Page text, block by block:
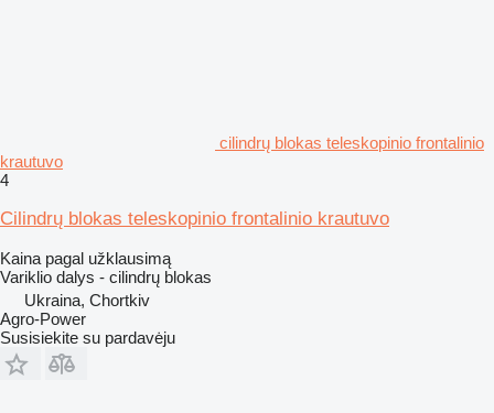
cilindrų blokas teleskopinio frontalinio
krautuvo
4
Cilindrų blokas teleskopinio frontalinio krautuvo
Kaina pagal užklausimą
Variklio dalys - cilindrų blokas
Ukraina, Chortkiv
Agro-Power
Susisiekite su pardavėju